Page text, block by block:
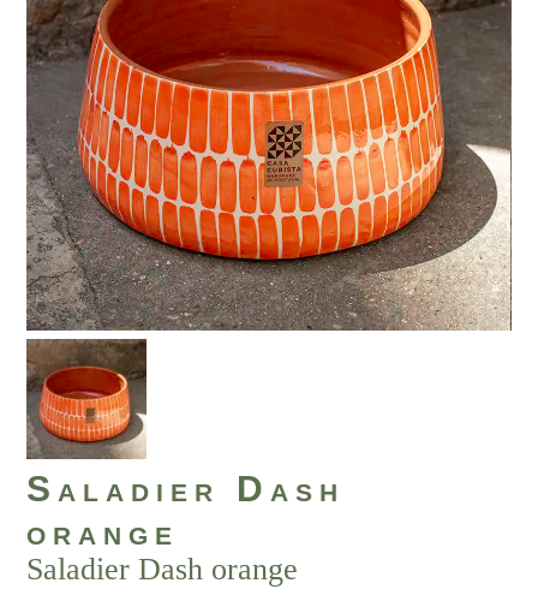
Saladier Dash
orange
Saladier Dash orange